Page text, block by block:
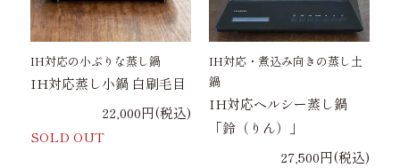
IH対応の小ぶりな蒸し鍋
IH対応蒸し小鍋 白刷毛目
22,000円(税込)
SOLD OUT
IH対応・煮込み向きの蒸し土
鍋
IH対応ヘルシー蒸し鍋
「鈴（りん）」
27,500円(税込)